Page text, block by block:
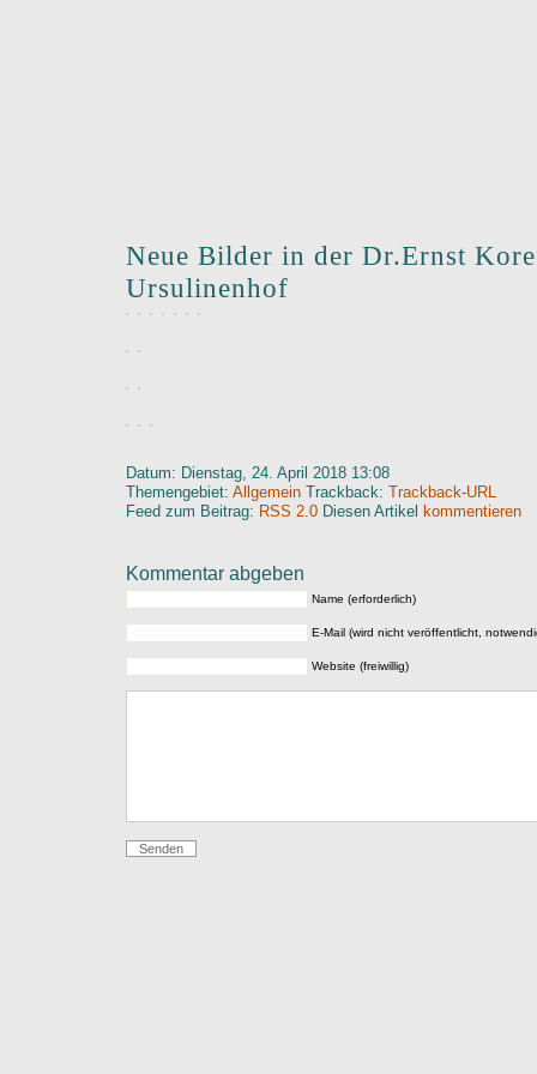
Neue Bilder in der Dr.Ernst
Ursulinenhof
Datum: Dienstag, 24. April 2018 13:08
Themengebiet: Allgemein Trackback: Trackback-URL
Feed zum Beitrag: RSS 2.0 Diesen Artikel kommentieren
Kommentar abgeben
Name (erforderlich)
E-Mail (wird nicht veröffentlicht,
Website (freiwillig)